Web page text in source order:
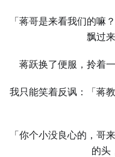
「蒋哥是来看我们的嘛
飘过
蒋跃换了便服，拎着
我只能笑着反讽：「蒋
「你个小没良心的，哥
的头